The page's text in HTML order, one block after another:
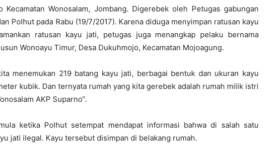
Kecamatan Wonosalam, Jombang. Digerebek oleh Petugas gabungan
Polhut pada Rabu (19/7/2017). Karena diduga menyimpan ratusan kayu
ratusan kayu jati, petugas juga menangkap pelaku bernama
Wonoayu Timur, Desa Dukuhmojo, Kecamatan Mojoagung.
menemukan 219 batang kayu jati, berbagai bentuk dan ukuran kayu
kubik. Dan ternyata rumah yang kita gerebek adalah rumah milik istri
AKP Suparno”.
ketika Polhut setempat mendapat informasi bahwa di salah satu
jati ilegal. Kayu tersebut disimpan di belakang rumah.